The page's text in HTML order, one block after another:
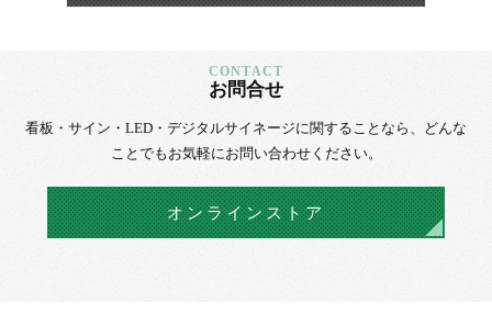
お問合せ
看板・サイン・LED・デジタルサイネージに関することなら、
どんな
ことでもお気軽にお問い合わせください。
オンラインストア